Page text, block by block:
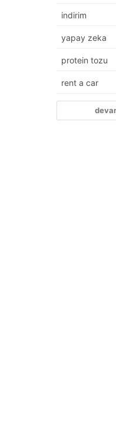
indirim
yapay zeka
protein tozu
rent a car